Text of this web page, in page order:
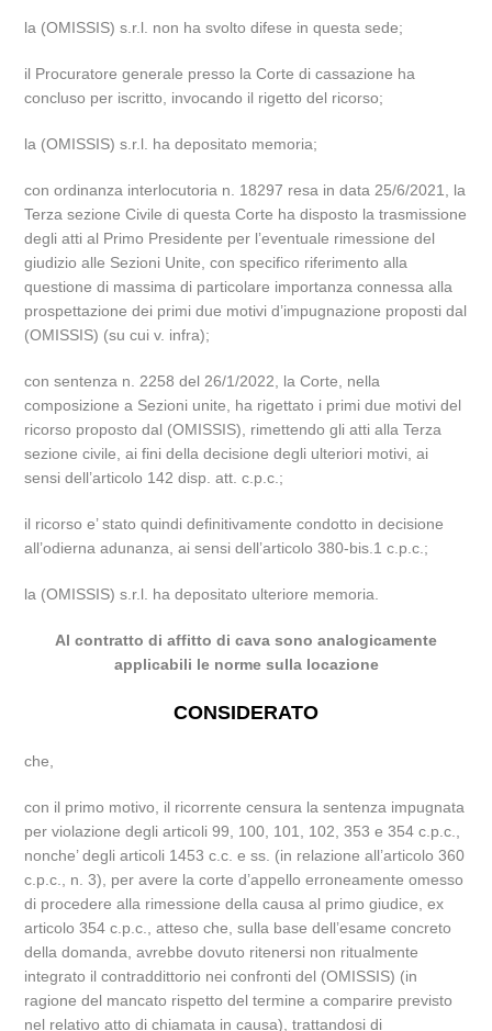
la (OMISSIS) s.r.l. non ha svolto difese in questa sede;
il Procuratore generale presso la Corte di cassazione ha
concluso per iscritto, invocando il rigetto del ricorso;
la (OMISSIS) s.r.l. ha depositato memoria;
con ordinanza interlocutoria n. 18297 resa in data 25/6/2021, la
Terza sezione Civile di questa Corte ha disposto la trasmissione
degli atti al Primo Presidente per l’eventuale rimessione del
giudizio alle Sezioni Unite, con specifico riferimento alla
questione di massima di particolare importanza connessa alla
prospettazione dei primi due motivi d’impugnazione proposti dal
(OMISSIS) (su cui v. infra);
con sentenza n. 2258 del 26/1/2022, la Corte, nella
composizione a Sezioni unite, ha rigettato i primi due motivi del
ricorso proposto dal (OMISSIS), rimettendo gli atti alla Terza
sezione civile, ai fini della decisione degli ulteriori motivi, ai
sensi dell’articolo 142 disp. att. c.p.c.;
il ricorso e’ stato quindi definitivamente condotto in decisione
all’odierna adunanza, ai sensi dell’articolo 380-bis.1 c.p.c.;
la (OMISSIS) s.r.l. ha depositato ulteriore memoria.
Al contratto di affitto di cava sono analogicamente
applicabili le norme sulla locazione
CONSIDERATO
che,
con il primo motivo, il ricorrente censura la sentenza impugnata
per violazione degli articoli 99, 100, 101, 102, 353 e 354 c.p.c.,
nonche’ degli articoli 1453 c.c. e ss. (in relazione all’articolo 360
c.p.c., n. 3), per avere la corte d’appello erroneamente omesso
di procedere alla rimessione della causa al primo giudice, ex
articolo 354 c.p.c., atteso che, sulla base dell’esame concreto
della domanda, avrebbe dovuto ritenersi non ritualmente
integrato il contraddittorio nei confronti del (OMISSIS) (in
ragione del mancato rispetto del termine a comparire previsto
nel relativo atto di chiamata in causa), trattandosi di